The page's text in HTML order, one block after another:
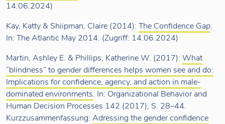
14.06.2024)
Kay, Katty & Shiipman, Claire (2014): The Confidence Gap.
In: The Atlantic May 2014. (Zugriff: 14.06.2024)
Martin, Ashley E. & Phillips, Katherine W. (2017): What
“blindness” to gender differences helps women see and do:
Implications for confidence, agency, and action in male-
dominated environments. In: Organizational Behavior and
Human Decision Processes 142 (2017), S. 28–44.
Kurzzusammenfassung: Adressing the gender confidence